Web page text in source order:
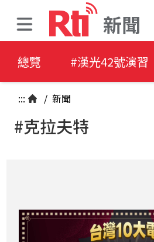
新聞
總覽 #漢光42號演習
::: / 新聞
#克拉夫特